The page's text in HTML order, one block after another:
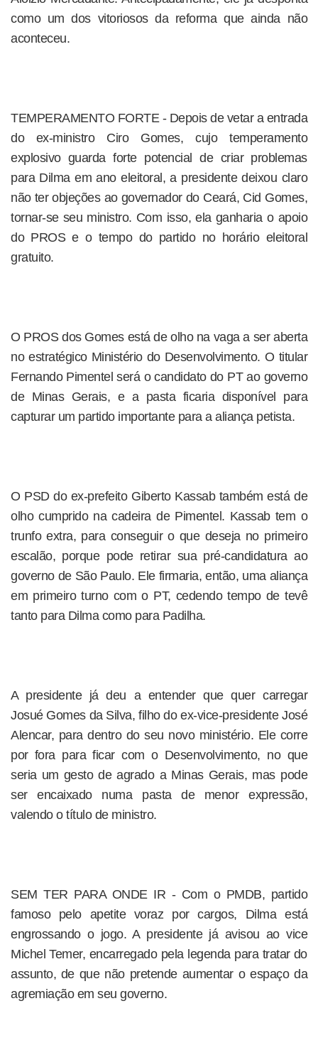
como um dos vitoriosos da reforma que ainda não
aconteceu.
TEMPERAMENTO FORTE - Depois de vetar a entrada
do ex-ministro Ciro Gomes, cujo temperamento
explosivo guarda forte potencial de criar problemas
para Dilma em ano eleitoral, a presidente deixou claro
não ter objeções ao governador do Ceará, Cid Gomes,
tornar-se seu ministro. Com isso, ela ganharia o apoio
do PROS e o tempo do partido no horário eleitoral
gratuito.
O PROS dos Gomes está de olho na vaga a ser aberta
no estratégico Ministério do Desenvolvimento. O titular
Fernando Pimentel será o candidato do PT ao governo
de Minas Gerais, e a pasta ficaria disponível para
capturar um partido importante para a aliança petista.
O PSD do ex-prefeito Giberto Kassab também está de
olho cumprido na cadeira de Pimentel. Kassab tem o
trunfo extra, para conseguir o que deseja no primeiro
escalão, porque pode retirar sua pré-candidatura ao
governo de São Paulo. Ele firmaria, então, uma aliança
em primeiro turno com o PT, cedendo tempo de tevê
tanto para Dilma como para Padilha.
A presidente já deu a entender que quer carregar
Josué Gomes da Silva, filho do ex-vice-presidente José
Alencar, para dentro do seu novo ministério. Ele corre
por fora para ficar com o Desenvolvimento, no que
seria um gesto de agrado a Minas Gerais, mas pode
ser encaixado numa pasta de menor expressão,
valendo o título de ministro.
SEM TER PARA ONDE IR - Com o PMDB, partido
famoso pelo apetite voraz por cargos, Dilma está
engrossando o jogo. A presidente já avisou ao vice
Michel Temer, encarregado pela legenda para tratar do
assunto, de que não pretende aumentar o espaço da
agremiação em seu governo.